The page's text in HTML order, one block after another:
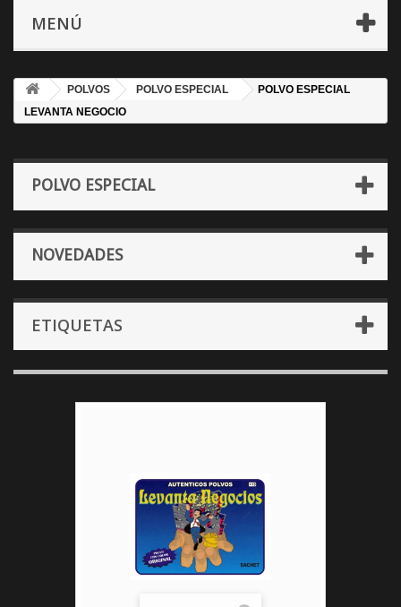
MENÚ
POLVOS POLVO ESPECIAL
POLVO ESPECIAL
LEVANTA NEGOCIO
POLVO ESPECIAL
NOVEDADES
ETIQUETAS